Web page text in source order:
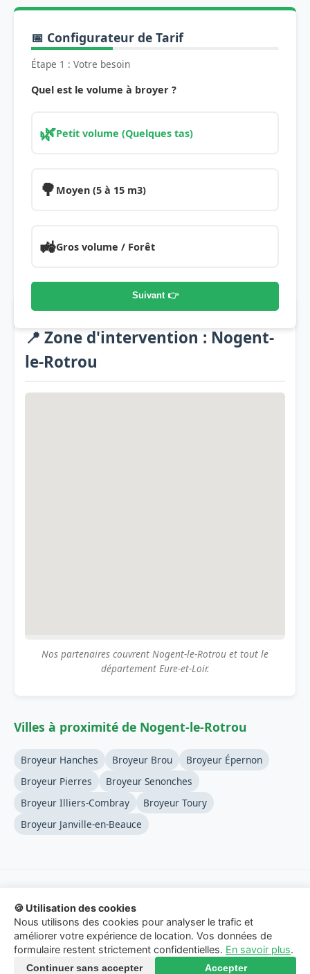
📅 Configurateur de Tarif
Étape 1 : Votre besoin
Quel est le volume à broyer ?
🌿Petit volume (Quelques tas)
🌳 Moyen (5 à 15 m3)
🚜Gros volume / Forêt
Suivant 👉
📍 Zone d'intervention : Nogent-
le-Rotrou
Nos partenaires couvrent Nogent-le-Rotrou et tout le
département Eure-et-Loir.
Villes à proximité de Nogent-le-Rotrou
Broyeur Hanches Broyeur Brou
Broyeur Épernon
Broyeur Pierres
Broyeur Senonches
Broyeur Illiers-Combray
Broyeur Toury
Broyeur Janville-en-Beauce
© 2026 Location-Broyeur-Branches.fr - Service de mise en
relation.
Mentions Légales-Confidentialité-Contact
🍪 Utilisation des cookies
Nous utilisons des cookies pour analyser le trafic et
améliorer votre expérience de location. Vos données de
formulaire restent strictement confidentielles. En savoir plus.
Continuer sans accepter Accepter